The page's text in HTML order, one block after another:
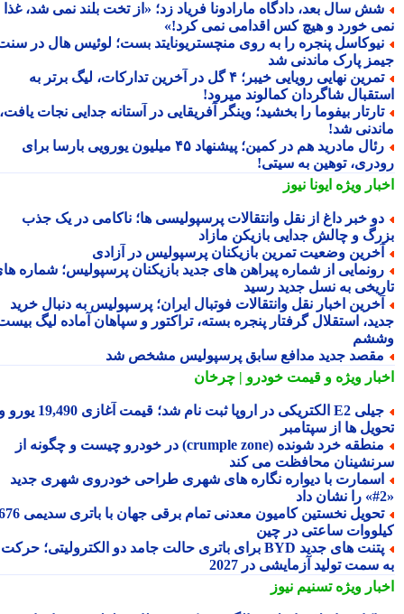
سال بعد، دادگاه مارادونا فریاد زد؛ «از تخت بلند نمی شد، غذا
خورد و هیچ کس اقدامی نمی کرد!»
پنجره را به روی منچستریونایتد بست؛ لوئیس هال در سنت
پارک ماندنی شد
تمرین نهایی رویایی خیبر؛ ۴ گل در آخرین تدارکات، لیگ برتر به
شاگردان کمالوند میرود!
بیفوما را بخشید؛ وینگر آفریقایی در آستانه جدایی نجات یافت،
شد!
رئال مادرید هم در کمین؛ پیشنهاد ۴۵ میلیون یورویی بارسا برای
توهین به سیتی!
ویژهایونا نیوز
خبر داغ از نقل وانتقالات پرسپولیسی ها؛ ناکامی در یک جذب
و چالش جدایی بازیکن مازاد
وضعیت تمرین بازیکنان پرسپولیس در آزادی
از شماره پیراهن های جدید بازیکنان پرسپولیس؛ شماره های
به نسل جدید رسید
اخبار نقل وانتقالات فوتبال ایران؛ پرسپولیس به دنبال خرید
استقلال گرفتار پنجره بسته، تراکتور و سپاهان آماده لیگ بیست
جدید مدافع سابق پرسپولیس مشخص شد
ویژهو قیمت خودرو | چرخان
جیلی E2 الکتریکی در اروپا ثبت نام شد؛ قیمت آغازی 19,490 یورو و
ها از سپتامبر
منطقه خرد شونده (crumple zone) در خودرو چیست و چگونه از
محافظت می کند
با دیواره نگاره های شهری طراحی خودروی شهری جدید
تحویل نخستین کامیون معدنی تمام برقی جهان با باتری سدیمی 676
ساعتی در چین
پتنت های جدید BYD برای باتری حالت جامد دو الکترولیتی؛ حرکت
سمت تولید آزمایشی در 2027
ویژهتسنیم نیوز